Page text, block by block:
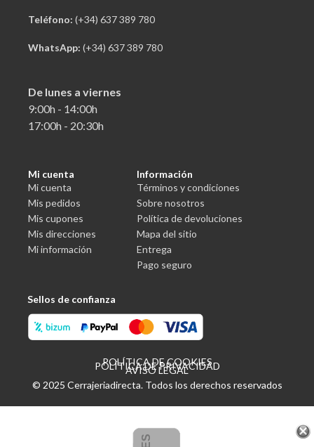
Teléfono: (+34) 637 389 780
WhatsApp: (+34) 637 389 780
De lunes a viernes
9:00h - 14:00h
17:00h - 20:30h
Mi cuenta
Mi cuenta
Mis pedidos
Mis cupones
Mis direcciones
Mi información
Información
Términos y condiciones
Sobre nosotros
Política de devoluciones
Mapa del sitio
Entrega
Pago seguro
Sellos de confianza
POLÍTICA DE COOKIES
POLÍTICA DE PRIVACIDAD
AVISO LEGAL
© 2025 Cerrajeriadirecta. Todos los derechos reservados